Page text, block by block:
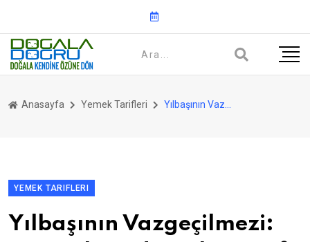
Anasayfa Yemek Tarifleri
YEMEK TARIFLERI
Yılbaşının Vazgeçilmezi: